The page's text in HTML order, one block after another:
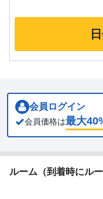
会員ログイン
会員価格は最大40
ルーム（到着時にル